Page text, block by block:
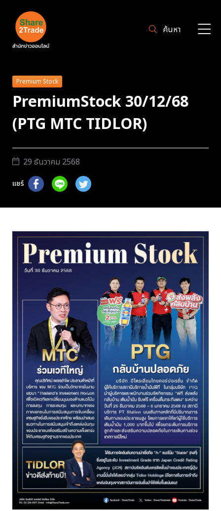
ค้นหา
Premium Stock
PremiumStock 30/12/68
(PTG MTC TIDLOR)
29 ธันวาคม 2568
แชร์